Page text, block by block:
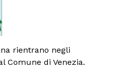
rientrano negli
Comune di Venezia.